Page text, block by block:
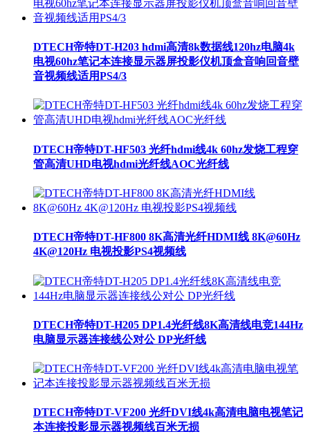
DTECH帝特DT-H203 hdmi高清8k数据线120hz电脑4k
电视60hz笔记本连接显示器屏投影仪机顶盒音响回音壁
音视频线适用PS4/3
DTECH帝特DT-HF503 光纤hdmi线4k 60hz发烧工程穿
管高清UHD电视hdmi光纤线AOC光纤线
DTECH帝特DT-HF800 8K高清光纤HDMI线 8K@60Hz
4K@120Hz 电视投影PS4视频线
DTECH帝特DT-H205 DP1.4光纤线8K高清线电竞144Hz
电脑显示器连接线公对公 DP光纤线
DTECH帝特DT-VF200 光纤DVI线4k高清电脑电视笔记
本连接投影显示器视频线百米无损